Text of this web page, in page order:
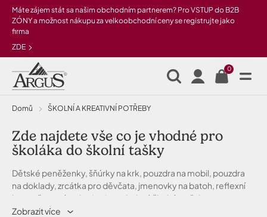
Přeskočit na hlavní obsah
Máte zájem stát sa našim obchodním partnerem? Pro VSTUP do B2B
ZÓNY a možnost nákupu za velkoobchodní ceny se registrujte jako
firma
ZDE
0
Domů ŠKOLNÍ A KREATIVNÍ POTŘEBY
Zde najdete vše co je vhodné pro
školáka do školní tašky
Dětské peněženky, šňúrky na krk, pouzdra na mobil, pouzdra
na doklady, zrcátka pro děvčata, jmenovky na batoh, reflexní
bezpečnostní prvky. I to jsou drobné školní potřeby.
Zobrazit více